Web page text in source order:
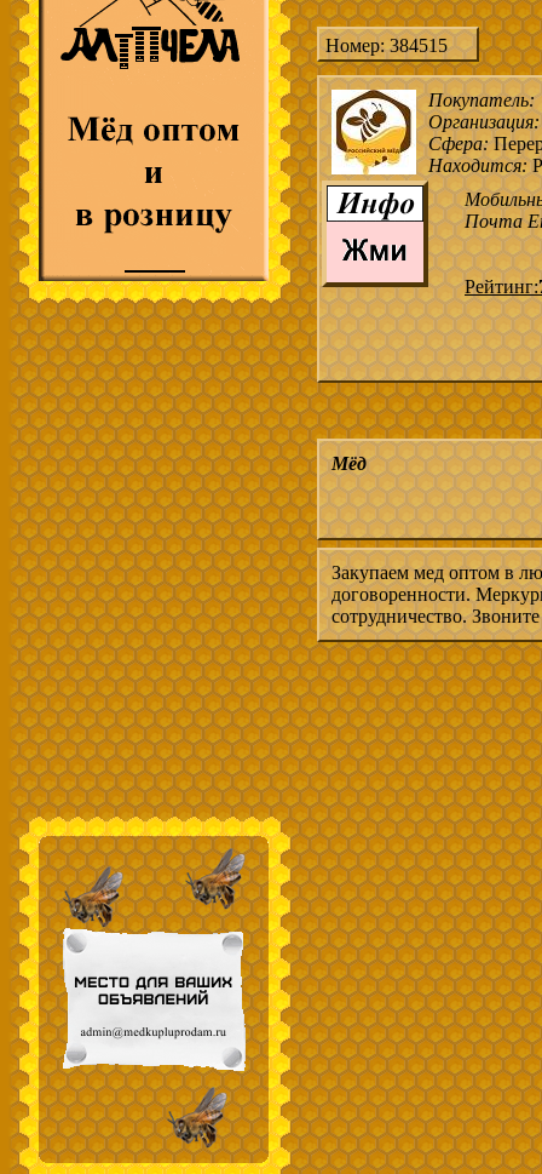
Номер: 384515
Покупатель:
Организация:
Сфера:
Находится:
Почта
Рейтинг:
Мёд
Закупаем мед оптом в
договоренности.
сотрудничество.